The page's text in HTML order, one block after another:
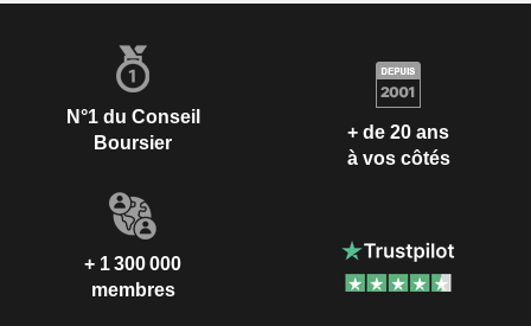
N°1 du Conseil
Boursier
+ de 20 ans
à vos côtés
+ 1 300 000
membres